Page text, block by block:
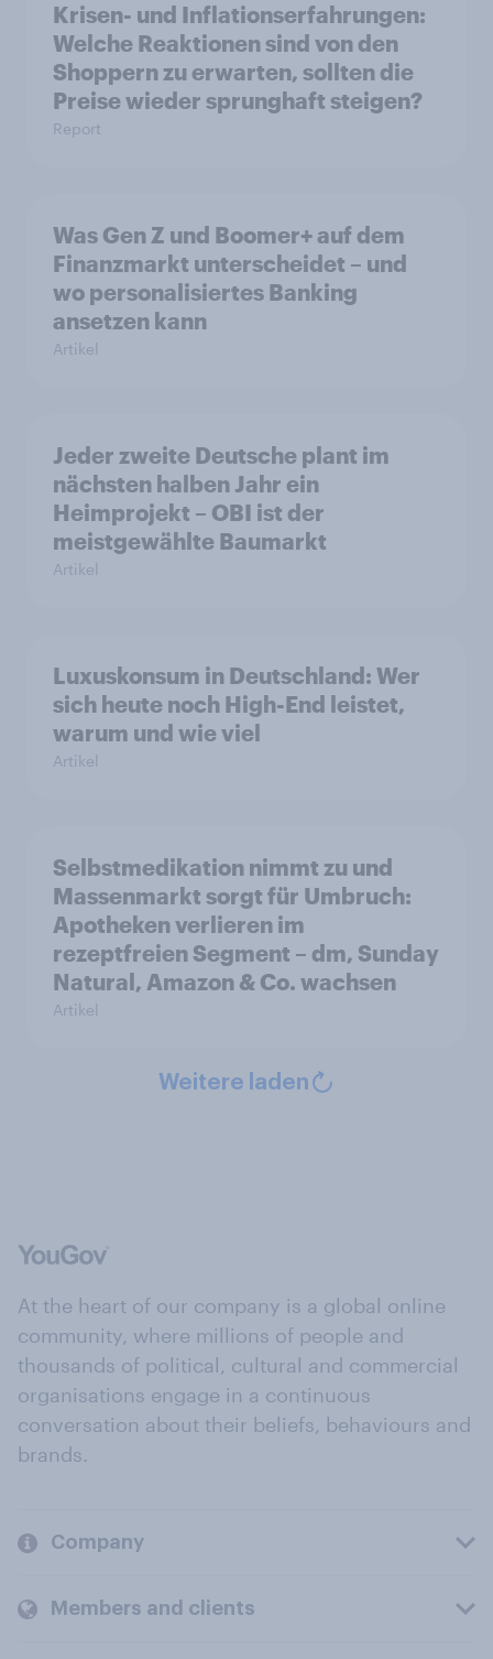
Krisen- und Inflationserfahrungen:
Welche Reaktionen sind von den
Shoppern zu erwarten, sollten die
Preise wieder sprunghaft steigen?
Report
Was Gen Z und Boomer+ auf dem
Finanzmarkt unterscheidet – und
wo personalisiertes Banking
ansetzen kann
Artikel
Jeder zweite Deutsche plant im
nächsten halben Jahr ein
Heimprojekt – OBI ist der
meistgewählte Baumarkt
Artikel
Luxuskonsum in Deutschland: Wer
sich heute noch High-End leistet,
warum und wie viel
Artikel
Selbstmedikation nimmt zu und
Massenmarkt sorgt für Umbruch:
Apotheken verlieren im
rezeptfreien Segment – dm, Sunday
Natural, Amazon & Co. wachsen
Artikel
Weitere laden
At the heart of our company is a global online
community, where millions of people and
thousands of political, cultural and commercial
organisations engage in a continuous
conversation about their beliefs, behaviours and
brands.
Company
Members and clients